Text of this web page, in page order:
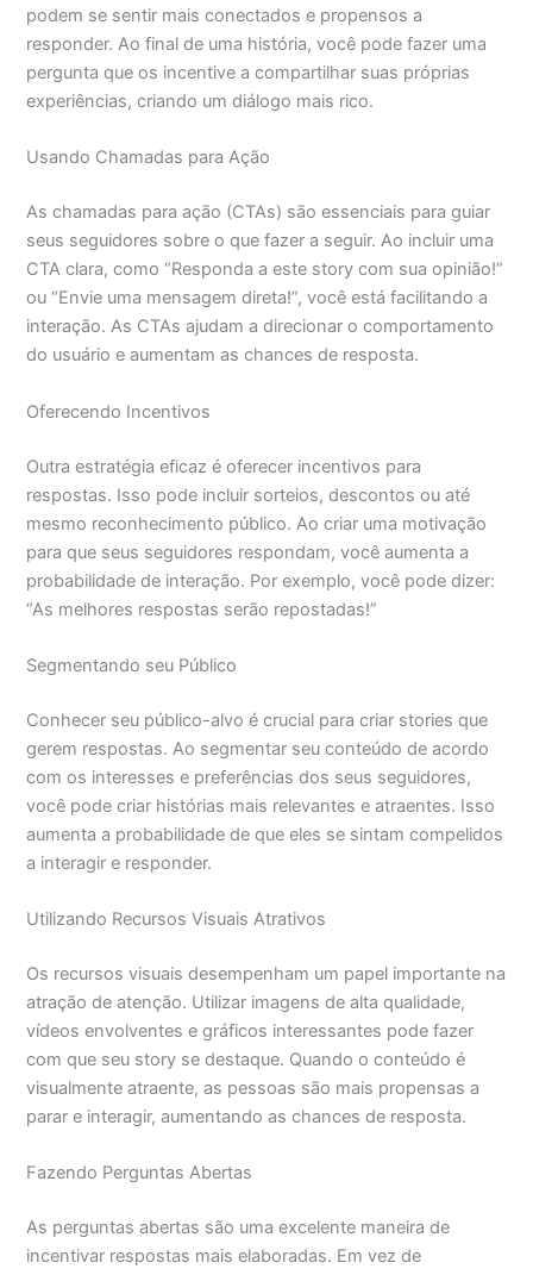
podem se sentir mais conectados e propensos a
responder. Ao final de uma história, você pode fazer uma
pergunta que os incentive a compartilhar suas próprias
experiências, criando um diálogo mais rico.
Usando Chamadas para Ação
As chamadas para ação (CTAs) são essenciais para guiar
seus seguidores sobre o que fazer a seguir. Ao incluir uma
CTA clara, como “Responda a este story com sua opinião!”
ou “Envie uma mensagem direta!”, você está facilitando a
interação. As CTAs ajudam a direcionar o comportamento
do usuário e aumentam as chances de resposta.
Oferecendo Incentivos
Outra estratégia eficaz é oferecer incentivos para
respostas. Isso pode incluir sorteios, descontos ou até
mesmo reconhecimento público. Ao criar uma motivação
para que seus seguidores respondam, você aumenta a
probabilidade de interação. Por exemplo, você pode dizer:
“As melhores respostas serão repostadas!”
Segmentando seu Público
Conhecer seu público-alvo é crucial para criar stories que
gerem respostas. Ao segmentar seu conteúdo de acordo
com os interesses e preferências dos seus seguidores,
você pode criar histórias mais relevantes e atraentes. Isso
aumenta a probabilidade de que eles se sintam compelidos
a interagir e responder.
Utilizando Recursos Visuais Atrativos
Os recursos visuais desempenham um papel importante na
atração de atenção. Utilizar imagens de alta qualidade,
vídeos envolventes e gráficos interessantes pode fazer
com que seu story se destaque. Quando o conteúdo é
visualmente atraente, as pessoas são mais propensas a
parar e interagir, aumentando as chances de resposta.
Fazendo Perguntas Abertas
As perguntas abertas são uma excelente maneira de
incentivar respostas mais elaboradas. Em vez de